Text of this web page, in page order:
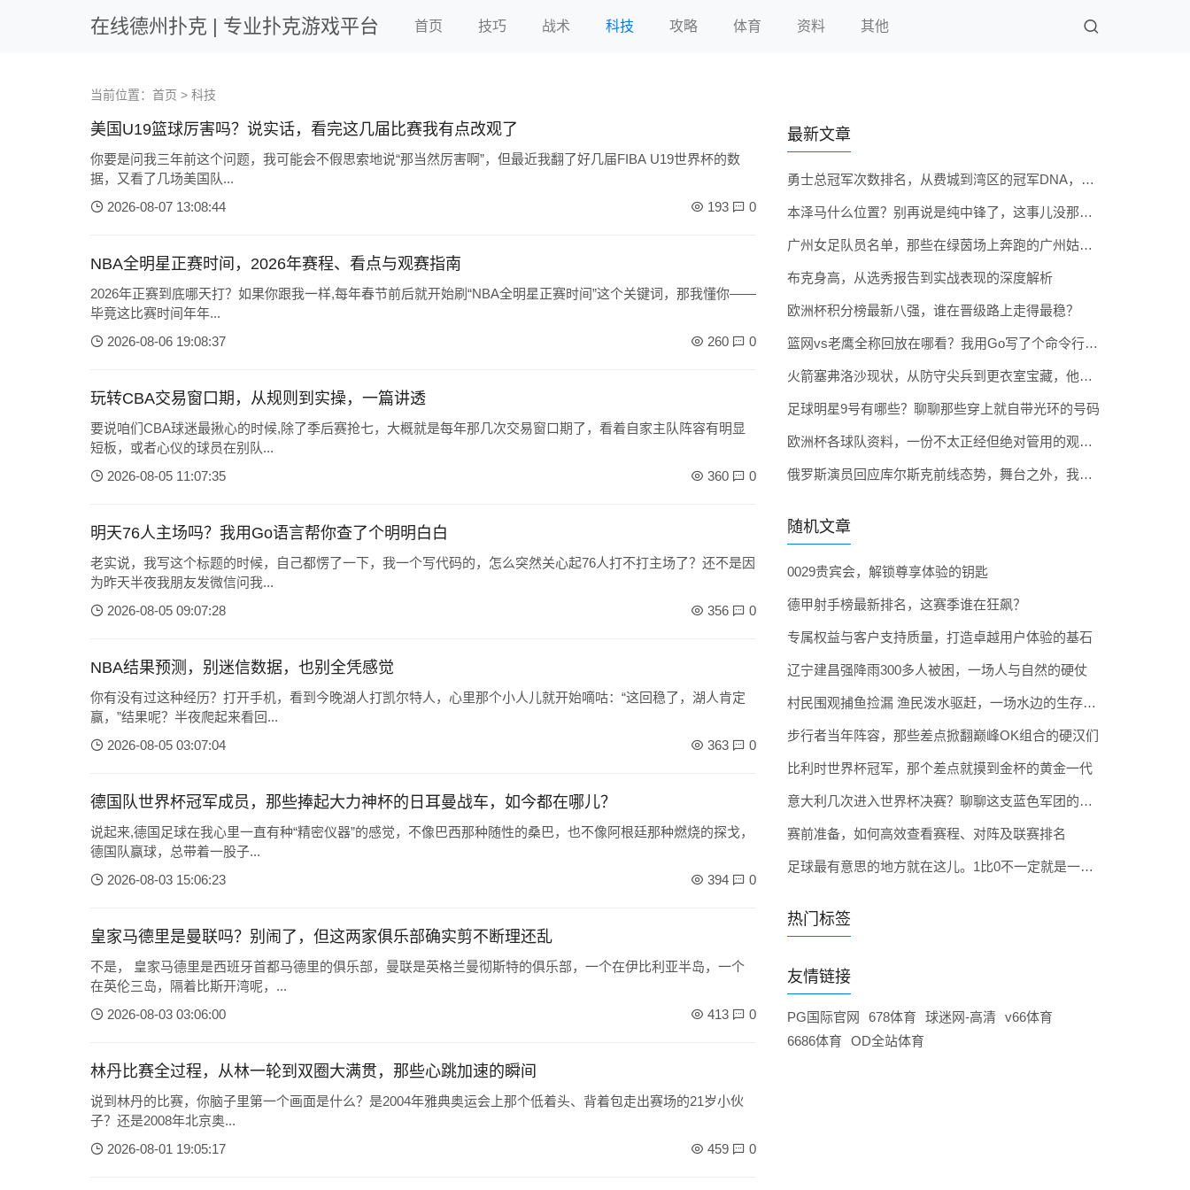
在线德州扑克 | 专业扑克游戏平台 首页 技巧 战术 科技 攻略 体育 资料 其他
当前位置： 首页 > 科技
美国U19篮球厉害吗？说实话，看完这几届比赛我有点改观了
你要是问我三年前这个问题，我可能会不假思索地说“那当然厉害啊”，但最近我翻了好几届FIBA U19世界杯的数
据，又看了几场美国队...
2026-08-07 13:08:44
193 0
NBA全明星正赛时间，2026年赛程、看点与观赛指南
2026年正赛到底哪天打？如果你跟我一样,每年春节前后就开始刷“NBA全明星正赛时间”这个关键词，那我懂你——
毕竟这比赛时间年年...
2026-08-06 19:08:37
260 0
玩转CBA交易窗口期，从规则到实操，一篇讲透
要说咱们CBA球迷最揪心的时候,除了季后赛抢七，大概就是每年那几次交易窗口期了，看着自家主队阵容有明显
短板，或者心仪的球员在别队...
2026-08-05 11:07:35
360 0
明天76人主场吗？我用Go语言帮你查了个明明白白
老实说，我写这个标题的时候，自己都愣了一下，我一个写代码的，怎么突然关心起76人打不打主场了？还不是因
为昨天半夜我朋友发微信问我...
2026-08-05 09:07:28
356 0
NBA结果预测，别迷信数据，也别全凭感觉
你有没有过这种经历？打开手机，看到今晚湖人打凯尔特人，心里那个小人儿就开始嘀咕：“这回稳了，湖人肯定
赢，”结果呢？半夜爬起来看回...
2026-08-05 03:07:04
363 0
德国队世界杯冠军成员，那些捧起大力神杯的日耳曼战车，如今都在哪儿？
说起来,德国足球在我心里一直有种“精密仪器”的感觉，不像巴西那种随性的桑巴，也不像阿根廷那种燃烧的探戈，
德国队赢球，总带着一股子...
2026-08-03 15:06:23
394 0
皇家马德里是曼联吗？别闹了，但这两家俱乐部确实剪不断理还乱
不是， 皇家马德里是西班牙首都马德里的俱乐部，曼联是英格兰曼彻斯特的俱乐部，一个在伊比利亚半岛，一个
在英伦三岛，隔着比斯开湾呢，...
2026-08-03 03:06:00
413 0
林丹比赛全过程，从林一轮到双圈大满贯，那些心跳加速的瞬间
说到林丹的比赛，你脑子里第一个画面是什么？是2004年雅典奥运会上那个低着头、背着包走出赛场的21岁小伙
子？还是2008年北京奥...
2026-08-01 19:05:17
459 0
最新文章
勇士总冠军次数排名，从费城到湾区的冠军DNA，到底排在第几？
本泽马什么位置？别再说是纯中锋了，这事儿没那么简单
广州女足队员名单，那些在绿茵场上奔跑的广州姑娘们
布克身高，从选秀报告到实战表现的深度解析
欧洲杯积分榜最新八强，谁在晋级路上走得最稳？
篮网vs老鹰全称回放在哪看？我用Go写了个命令行工具帮你找（附手把手教程）
火箭塞弗洛沙现状，从防守尖兵到更衣室宝藏，他到底还行不行？
足球明星9号有哪些？聊聊那些穿上就自带光环的号码
欧洲杯各球队资料，一份不太正经但绝对管用的观赛指南
俄罗斯演员回应库尔斯克前线态势，舞台之外，我们也是俄罗斯人
随机文章
0029贵宾会，解锁尊享体验的钥匙
德甲射手榜最新排名，这赛季谁在狂飙？
专属权益与客户支持质量，打造卓越用户体验的基石
辽宁建昌强降雨300多人被困，一场人与自然的硬仗
村民围观捕鱼捡漏 渔民泼水驱赶，一场水边的生存法则大戏
步行者当年阵容，那些差点掀翻巅峰OK组合的硬汉们
比利时世界杯冠军，那个差点就摸到金杯的黄金一代
意大利几次进入世界杯决赛？聊聊这支蓝色军团的决赛记忆
赛前准备，如何高效查看赛程、对阵及联赛排名
足球最有意思的地方就在这儿。1比0不一定就是一边倒，0比0也不一定沉闷。你可以重点看这些数字：
热门标签
友情链接
PG国际官网 678体育 球迷网-高清
v66体育
6686体育
OD全站体育